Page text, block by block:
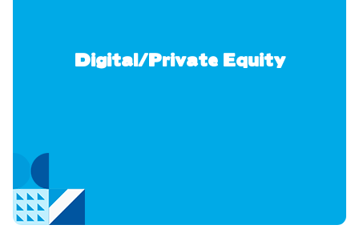
Digital/Private Equity